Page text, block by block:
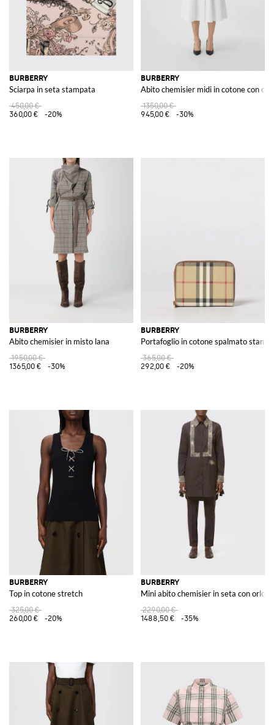
BURBERRY
Sciarpa in seta stampata
450,00 €
360,00 €
-20%
BURBERRY
Abito chemisier midi in cotone con
1350,00 €
945,00 €
-30%
BURBERRY
Abito chemisier in misto lana
1950,00 €
1365,00 €
-30%
BURBERRY
Portafoglio in cotone spalmato
365,00 €
292,00 €
-20%
BURBERRY
Top in cotone stretch
325,00 €
260,00 €
-20%
BURBERRY
Mini abito chemisier in seta con orlo
2290,00 €
1488,50 €
-35%